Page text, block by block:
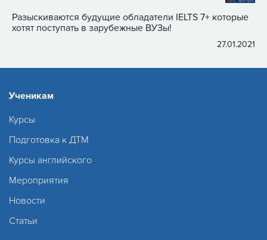
Разыскиваются будущие обладатели IELTS 7+ которые
хотят поступать в зарубежные ВУЗы!
27.01.2021
Ученикам
Курсы
Подготовка к ДТМ
Курсы английского
Мероприятия
Новости
Статьи